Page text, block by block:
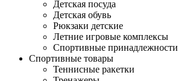
Детская посуда
Детская обувь
Рюкзаки детские
Летние игровые комплексы
Спортивные принадлежности
Спортивные товары
Теннисные ракетки